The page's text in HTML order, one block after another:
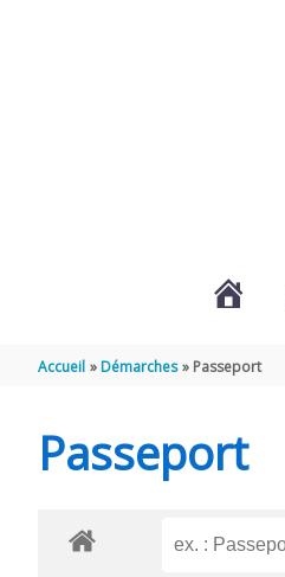
ROGATIEN
Accueil Démarches Passeport
Passeport